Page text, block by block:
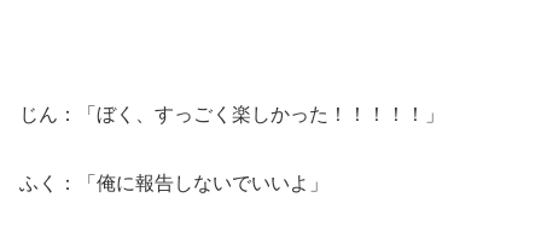
じん：「ぼく、すっごく楽しかった！！！！！」
ふく：「俺に報告しないでいいよ」